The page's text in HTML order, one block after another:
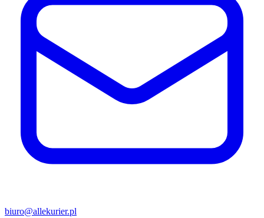
biuro@allekurier.pl